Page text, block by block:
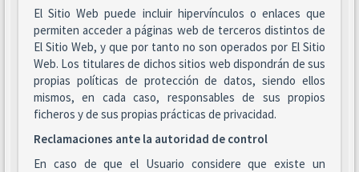
El Sitio Web puede incluir hipervínculos o enlaces que
permiten acceder a páginas web de terceros distintos de
El Sitio Web, y que por tanto no son operados por El Sitio
Web. Los titulares de dichos sitios web dispondrán de sus
propias políticas de protección de datos, siendo ellos
mismos, en cada caso, responsables de sus propios
ficheros y de sus propias prácticas de privacidad.
Reclamaciones ante la autoridad de control
En caso de que el Usuario considere que existe un